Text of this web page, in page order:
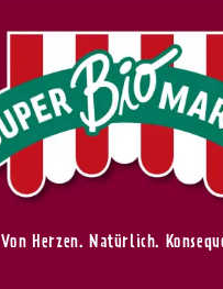
Von Herzen. Natürlich.